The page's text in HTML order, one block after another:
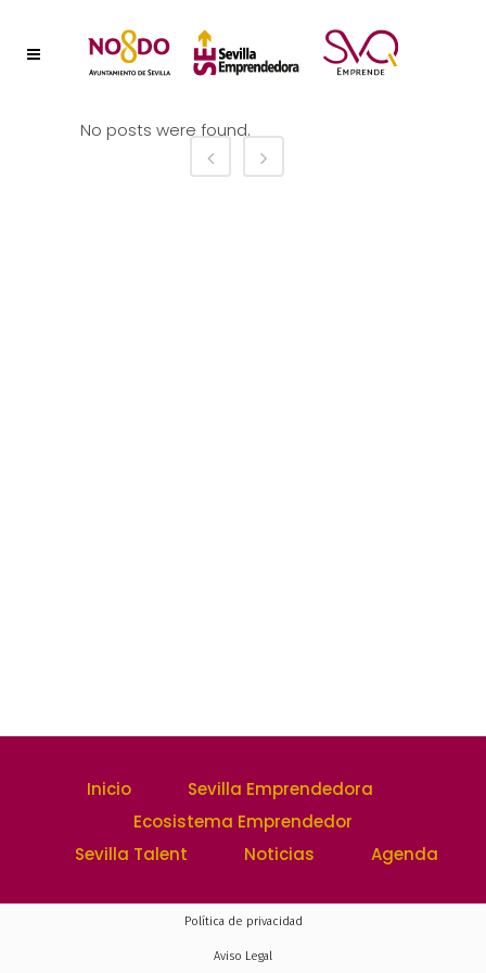
No posts were found.
Inicio
Sevilla Emprendedora
Ecosistema Emprendedor
Sevilla Talent
Noticias Agenda
Política de privacidad
Aviso Legal